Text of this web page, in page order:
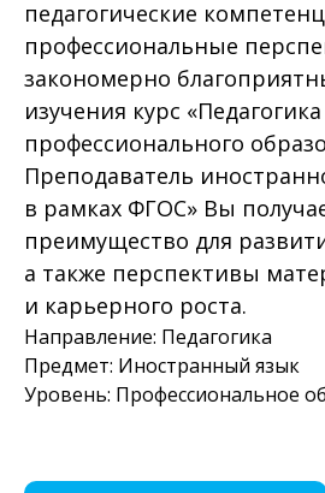
педагогические
профессиональные
закономерно
изучения курс «Педагогика
профессионального
Преподаватель
в рамках ФГОС» Вы
преимущество для
а также перспективы
и карьерного роста.
Направление: Педагогика
Предмет: Иностранный язык
Уровень: Профессиональное